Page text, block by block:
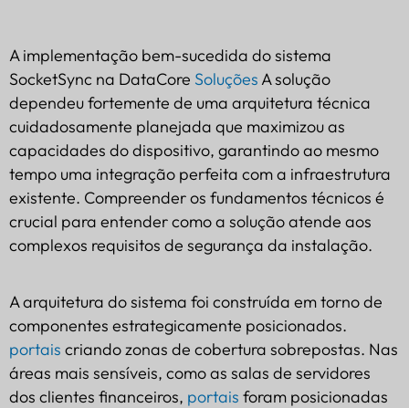
A implementação bem-sucedida do sistema
SocketSync na DataCore SoluçõesA solução
dependeu fortemente de uma arquitetura técnica
cuidadosamente planejada que maximizou as
capacidades do dispositivo, garantindo ao mesmo
tempo uma integração perfeita com a infraestrutura
existente. Compreender os fundamentos técnicos é
crucial para entender como a solução atende aos
complexos requisitos de segurança da instalação.
A arquitetura do sistema foi construída em torno de
componentes estrategicamente posicionados.
portais criando zonas de cobertura sobrepostas. Nas
áreas mais sensíveis, como as salas de servidores
dos clientes financeiros, portais foram posicionadas